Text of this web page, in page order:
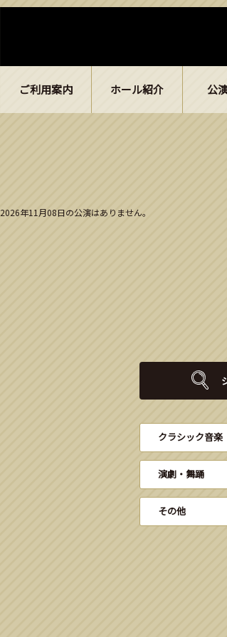
ご利用案内 ホール紹介 公
2026年11月08日の公演はありません。
クラシック音楽
演劇・舞踊
その他